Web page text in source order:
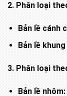
2. Phân loại
Bản lề cánh
Bản lề
3. Phân loại
Bản lề nhôm: